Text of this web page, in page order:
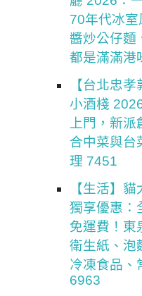
70年代冰
醬炒公仔麵
都是滿滿港
【台北忠
小酒棧
上門，新
合中菜與台
理 7451
【生活】
獨享優惠：
免運費！東
衛生紙、泡
冷凍食品、
6963